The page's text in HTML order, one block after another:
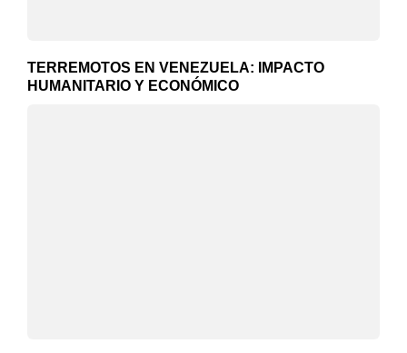
TERREMOTOS EN VENEZUELA: IMPACTO
HUMANITARIO Y ECONÓMICO